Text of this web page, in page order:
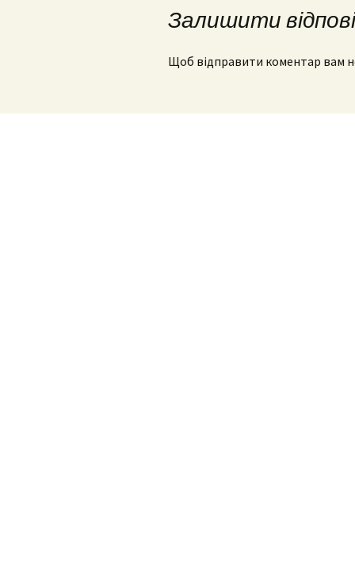
Залишити
Щоб відправити коментар вам